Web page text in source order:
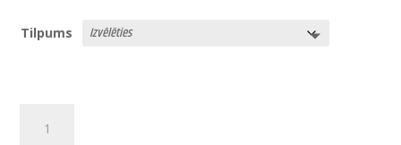
10,38 €
through
Tilpums
MULTICRYL